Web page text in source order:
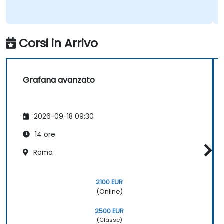
Corsi in Arrivo
Grafana avanzato
2026-09-18 09:30
14 ore
Roma
2100 EUR
(Online)
2500 EUR
(Classe)